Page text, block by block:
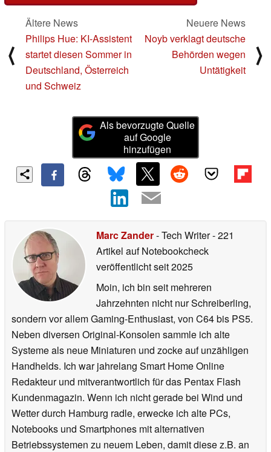
⟨
Ältere News
Philips Hue: KI-Assistent
startet diesen Sommer in
Deutschland, Österreich
und Schweiz
Neuere News
Noyb verklagt deutsche
Behörden wegen
Untätigkeit
⟩
Als bevorzugte Quelle
auf Google
hinzufügen
Marc Zander- Tech Writer- 221
Artikel auf Notebookcheck
veröffentlichtseit 2025
Moin, ich bin seit mehreren
Jahrzehnten nicht nur Schreiberling,
sondern vor allem Gaming-Enthusiast, von C64 bis PS5.
Neben diversen Original-Konsolen sammle ich alte
Systeme als neue Miniaturen und zocke auf unzähligen
Handhelds. Ich war jahrelang Smart Home Online
Redakteur und mitverantwortlich für das Pentax Flash
Kundenmagazin. Wenn ich nicht gerade bei Wind und
Wetter durch Hamburg radle, erwecke ich alte PCs,
Notebooks und Smartphones mit alternativen
Betriebssystemen zu neuem Leben, damit diese z.B. an